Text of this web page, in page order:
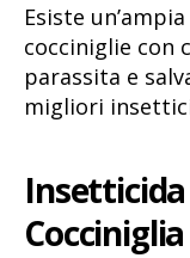
Esiste
cocciniglie con
parassita e
migliori